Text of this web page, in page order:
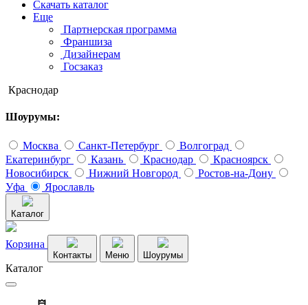
Скачать каталог
Еще
Партнерская программа
Франшиза
Дизайнерам
Госзаказ
Краснодар
Шоурумы:
Москва Санкт-Петербург
Волгоград
Екатеринбург
Казань Краснодар
Красноярск
Новосибирск
Нижний Новгород
Ростов-на-Дону
Уфа
Ярославль
Каталог
Корзина
Контакты Меню Шоурумы
Каталог